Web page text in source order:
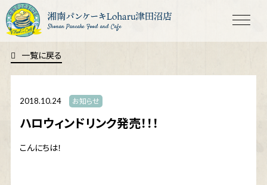
Shonan Pancake Food and Cafe
一覧に戻る
2018.10.24 お知らせ
ハロウィンドリンク発売！！！
こんにちは！